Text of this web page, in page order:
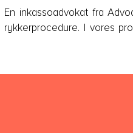
En inkassoadvokat fra
rykkerprocedure. I vores